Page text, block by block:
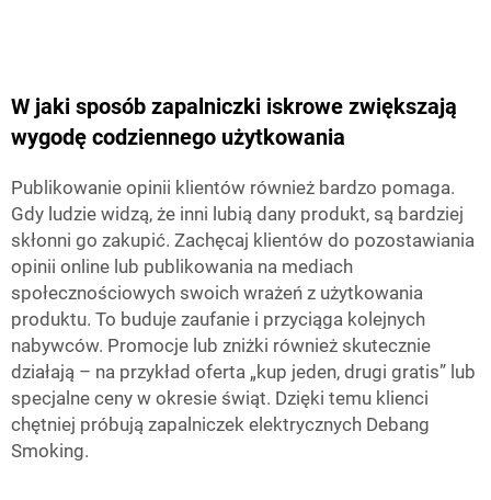
W jaki sposób zapalniczki iskrowe zwiększają
wygodę codziennego użytkowania
Publikowanie opinii klientów również bardzo pomaga.
Gdy ludzie widzą, że inni lubią dany produkt, są bardziej
skłonni go zakupić. Zachęcaj klientów do pozostawiania
opinii online lub publikowania na mediach
społecznościowych swoich wrażeń z użytkowania
produktu. To buduje zaufanie i przyciąga kolejnych
nabywców. Promocje lub zniżki również skutecznie
działają – na przykład oferta „kup jeden, drugi gratis” lub
specjalne ceny w okresie świąt. Dzięki temu klienci
chętniej próbują zapalniczek elektrycznych Debang
Smoking.